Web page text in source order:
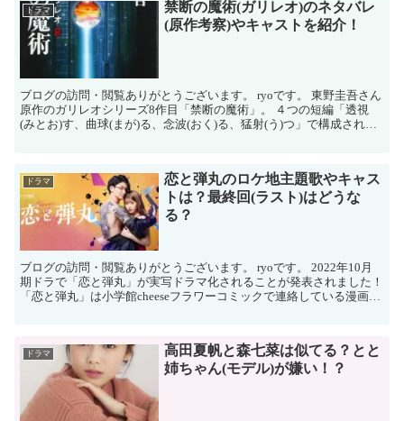
ドラマ
禁断の魔術(ガリレオ)のネタバレ
(原作考察)やキャストを紹介！
ブログの訪問・閲覧ありがとうございます。 ryoです。 東野圭吾さん
原作のガリレオシリーズ8作目「禁断の魔術」。 ４つの短編「透視
(みとお)す、曲球(まが)る、念波(おく)る、猛射(う)つ」で構成されて
ドラマ
恋と弾丸のロケ地主題歌やキャス
トは？最終回(ラスト)はどうな
る？
ブログの訪問・閲覧ありがとうございます。 ryoです。 2022年10月
期ドラで「恋と弾丸」が実写ドラマ化されることが発表されました！
「恋と弾丸」は小学館cheeseフラワーコミックで連絡している漫画原
ドラマ
高田夏帆と森七菜は似てる？とと
姉ちゃん(モデル)が嫌い！？